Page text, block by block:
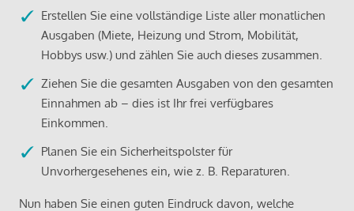
Erstellen Sie eine vollständige Liste aller monatlichen
Ausgaben (Miete, Heizung und Strom, Mobilität,
Hobbys usw.) und zählen Sie auch dieses zusammen.
Ziehen Sie die gesamten Ausgaben von den gesamten
Einnahmen ab – dies ist Ihr frei verfügbares
Einkommen.
Planen Sie ein Sicherheitspolster für
Unvorhergesehenes ein, wie z. B. Reparaturen.
Nun haben Sie einen guten Eindruck davon, welche